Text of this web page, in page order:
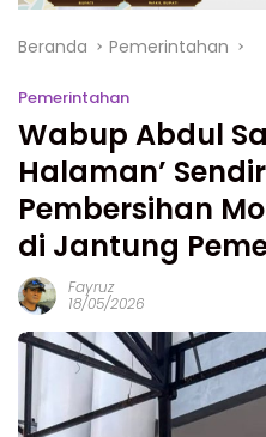
Beranda Pemerintahan
Pemerintahan
Wabup Abdul
Halaman’
Pembersihan
di Jantung
Fayruz
18/05/2026